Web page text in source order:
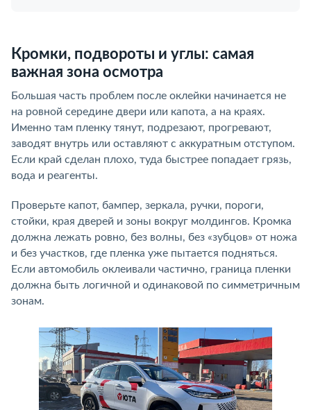
Кромки, подвороты и углы: самая
важная зона осмотра
Большая часть проблем после оклейки начинается не
на ровной середине двери или капота, а на краях.
Именно там пленку тянут, подрезают, прогревают,
заводят внутрь или оставляют с аккуратным отступом.
Если край сделан плохо, туда быстрее попадает грязь,
вода и реагенты.
Проверьте капот, бампер, зеркала, ручки, пороги,
стойки, края дверей и зоны вокруг молдингов. Кромка
должна лежать ровно, без волны, без «зубцов» от ножа
и без участков, где пленка уже пытается подняться.
Если автомобиль оклеивали частично, граница пленки
должна быть логичной и одинаковой по симметричным
зонам.